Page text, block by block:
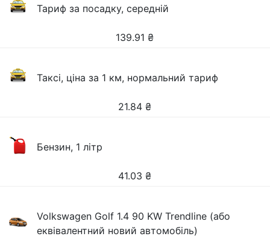
Тариф за посадку, середній
139.91 ₴
Таксі, ціна за 1 км, нормальний тариф
21.84 ₴
Бензин, 1 літр
41.03 ₴
Volkswagen Golf 1.4 90 KW Trendline (або
еквівалентний новий автомобіль)